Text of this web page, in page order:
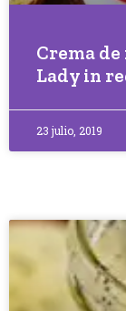
Crema
Lady in
23 julio, 2019